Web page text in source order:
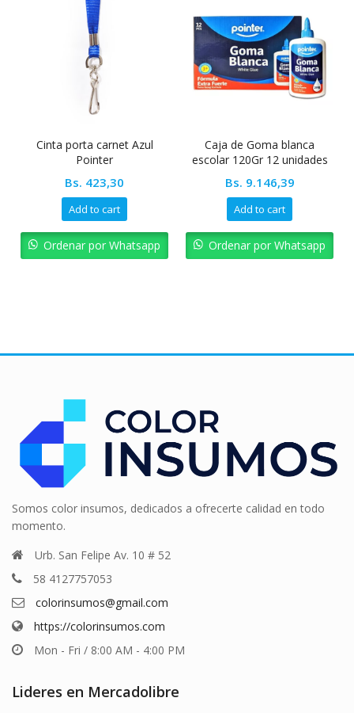
Cinta porta carnet Azul
Pointer
Bs. 423,30
Add to cart
Ordenar por Whatsapp
Caja de Goma blanca
escolar 120Gr 12 unidades
Bs. 9.146,39
Add to cart
Ordenar por Whatsapp
Somos color insumos, dedicados a ofrecerte calidad en todo
momento.
Urb. San Felipe Av. 10 # 52
58 4127757053
colorinsumos@gmail.com
https://colorinsumos.com
Mon - Fri / 8:00 AM - 4:00 PM
Lideres en Mercadolibre